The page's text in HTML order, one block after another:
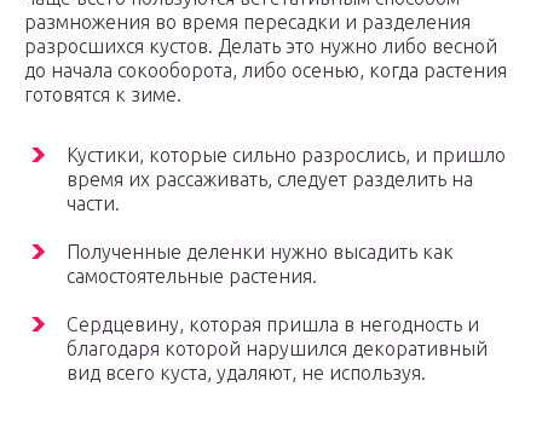
размножения во время пересадки и разделения
разросшихся кустов. Делать это нужно либо весной
до начала сокооборота, либо осенью, когда растения
готовятся к зиме.
Кустики, которые сильно разрослись, и пришло
время их рассаживать, следует разделить на
части.
Полученные деленки нужно высадить как
самостоятельные растения.
Сердцевину, которая пришла в негодность и
благодаря которой нарушился декоративный
вид всего куста, удаляют, не используя.